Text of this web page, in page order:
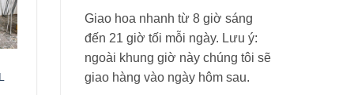
Giao hoa nhanh từ 8 giờ sáng
đến 21 giờ tối mỗi ngày. Lưu ý:
ngoài khung giờ này chúng tôi sẽ
giao hàng vào ngày hôm sau.